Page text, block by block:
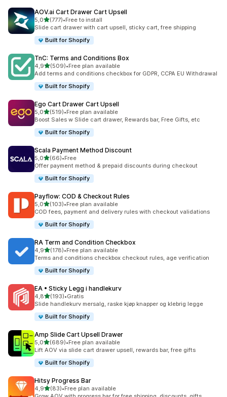
AOV.ai Cart Drawer Cart Upsell
5,0av 5 stjerner
(777)
Totalt 777 omtaler
•Free to install
Slide cart drawer with cart upsell, sticky cart, free shipping
Built for Shopify
TnC: Terms and Conditions Box
4,9av 5 stjerner
(509)
Totalt 509 omtaler
•Free plan available
Add terms and conditions checkbox for GDPR, CCPA EU Withdrawal
Built for Shopify
Ego Cart Drawer Cart Upsell
5,0av 5 stjerner
(519)
Totalt 519 omtaler
•Free plan available
Boost Sales w Slide cart drawer, Rewards bar, Free Gifts, etc
Built for Shopify
Scala Payment Method Discount
5,0av 5 stjerner
(66)
Totalt 66 omtaler
•Free
Offer payment method & prepaid discounts during checkout
Built for Shopify
Payflow: COD & Checkout Rules
5,0av 5 stjerner
(103)
Totalt 103 omtaler
•Free plan available
COD fees, payment and delivery rules with checkout validations
Built for Shopify
RA Term and Condition Checkbox
4,9av 5 stjerner
(178)
Totalt 178 omtaler
•Free plan available
Terms and conditions checkbox checkout rules, age verification
Built for Shopify
EA • Sticky Legg i handlekurv
4,8av 5 stjerner
(193)
Totalt 193 omtaler
•Gratis
Slide handlekurv mersalg, raske kjøp knapper og klebrig legge
Built for Shopify
Amp Slide Cart Upsell Drawer
5,0av 5 stjerner
(689)
Totalt 689 omtaler
•Free plan available
Lift AOV via slide cart drawer upsell, rewards bar, free gifts
Built for Shopify
Hitsy Progress Bar
4,9av 5 stjerner
(83)
Totalt 83 omtaler
•Free plan available